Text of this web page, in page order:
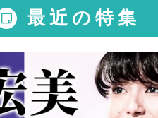
最近の特集